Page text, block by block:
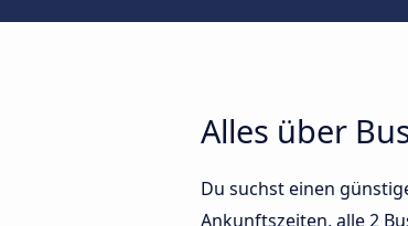
Alles über
Du suchst einen
Ankunftszeiten, alle 2